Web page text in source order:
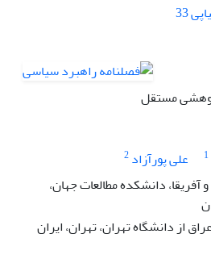
مستقل
1 علی پورآزاد2
آفریقا، دانشکده مطالعات جهان،
از دانشگاه تهران، تهران، ایران